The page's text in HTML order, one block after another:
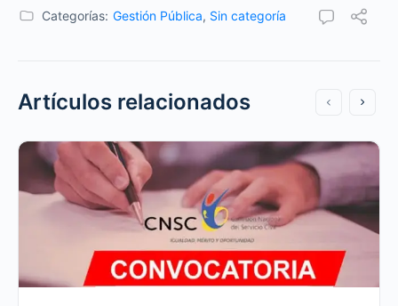
Categorías: Gestión Pública, Sin categoría
Artículos relacionados